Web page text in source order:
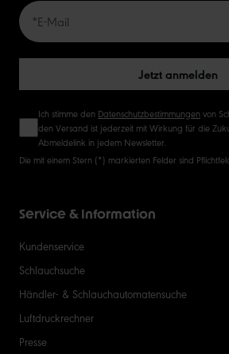
Jetzt anmelden
Ich stimme den Datenschutzbestimmungen von
den Versand ist jederzeit mit Wirkung für die
Abmeldelink in jedem Newsletter.
Die mit einem Stern (*) markierten Felder sind
Service & Information
Kundenservice
Schlauchsuche
Händler- & Schlauchautomatensuche
Luftdruckrechner
Presse